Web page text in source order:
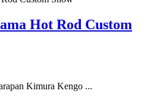
Hot Rod Custom
Kimura Kengo ...